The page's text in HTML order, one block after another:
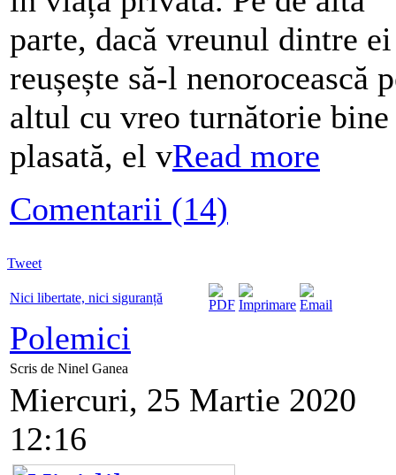
parte, dacă vreunul dintre ei
reușește să-l nenorocească
altul cu vreo turnătorie bine
plasată, el vRead more
Comentarii (14)
Tweet
Nici libertate, nici siguranță
Polemici
Scris de Ninel Ganea
Miercuri, 25 Martie 2020
12:16